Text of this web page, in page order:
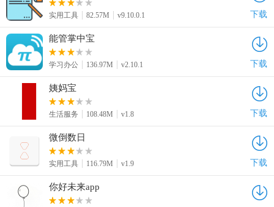
实用工具 82.57M v9.10.0.1 下载
能管掌中宝
学习办公 136.97M v2.10.1 下载
姨妈宝
生活服务 108.48M v1.8 下载
微倒数日
实用工具 116.79M v1.9 下载
你好未来app